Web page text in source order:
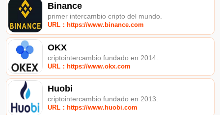
Binance
primer intercambio cripto del mundo.
URL：https://www.binance.com
OKX
criptointercambio fundado en 2014.
URL：https://www.okx.com
Huobi
criptointercambio fundado en 2013.
URL：https://www.huobi.com